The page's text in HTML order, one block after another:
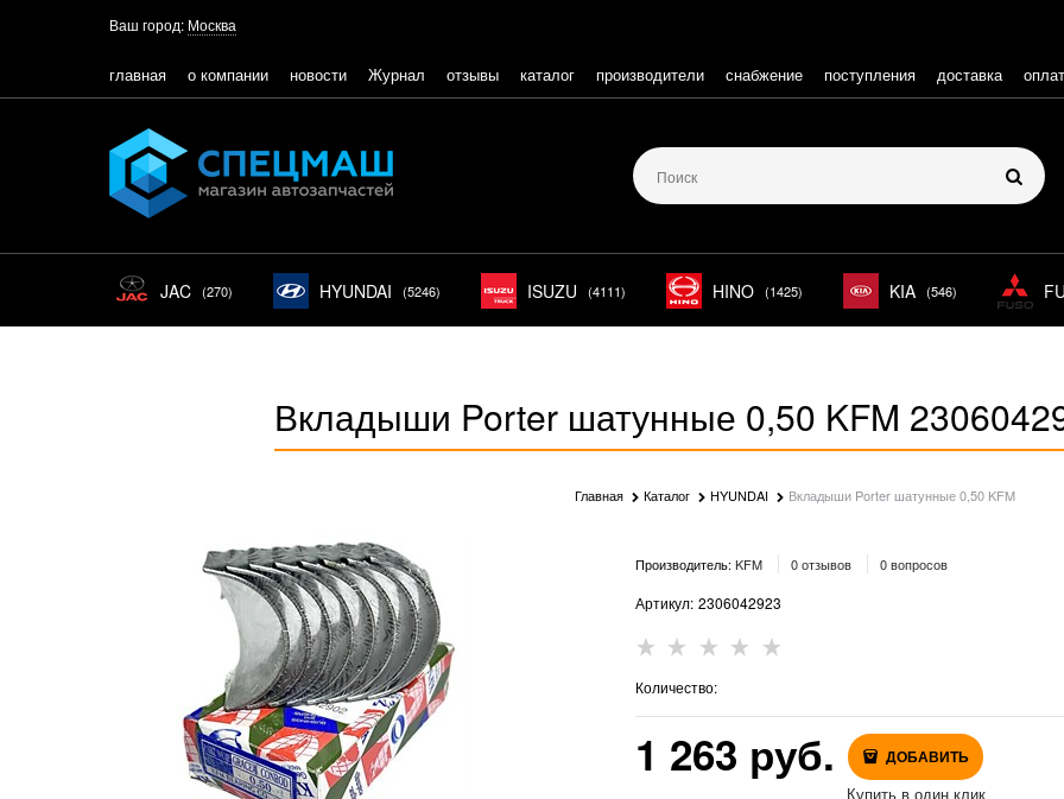
Ваш город: Москва
главная о компании новости Журнал отзывы каталог производители снабжение поступления доставка
JAC (270) HYUNDAI (5246) ISUZU (4111) HINO (1425) KIA (546)
Вкладыши Porter шатунные 0,50 KFM
Главная Каталог HYUNDAI Вкладыши Porter шатунные 0,50 KFM
Производитель: KFM 0 отзывов 0 вопросов
Артикул: 2306042923
Количество:
1 263 руб. ДОБАВИТЬ
Купить в один клик